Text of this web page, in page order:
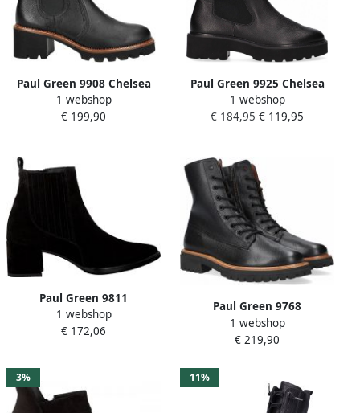
Paul Green 9908 Chelsea
boots Enkellaarsjes Dames
Zwart
1 webshop
€ 199,90
Paul Green 9925 Chelsea
boots Enkellaarsjes Dames
Zwart
1 webshop
€ 184,95 € 119,95
Paul Green 9811
Enkellaarsjes Enkelboots
Dames Zwart
1 webshop
€ 172,06
Paul Green 9768
Volwassenen
VeterlaarzenHalf hoge
1 webshop
€ 219,90
3% 11%